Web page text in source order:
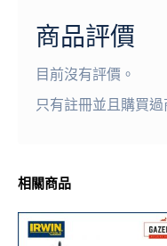
商品評價
目前沒有評價。
只有註冊並且購買
相關商品